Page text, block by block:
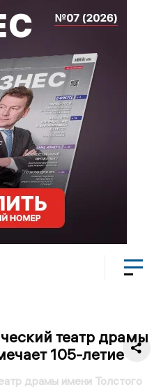
театр драмы
105-летие
драмы имени Толстого